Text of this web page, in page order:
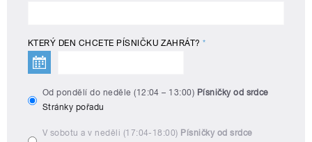
KTERÝ DEN CHCETE PÍSNIČKU ZAHRÁT?*
Od pondělí do neděle (12:04 – 13:00) Písničky od srdce
Stránky pořadu
V sobotu a v neděli (17:04-18:00) Písničky od srdce